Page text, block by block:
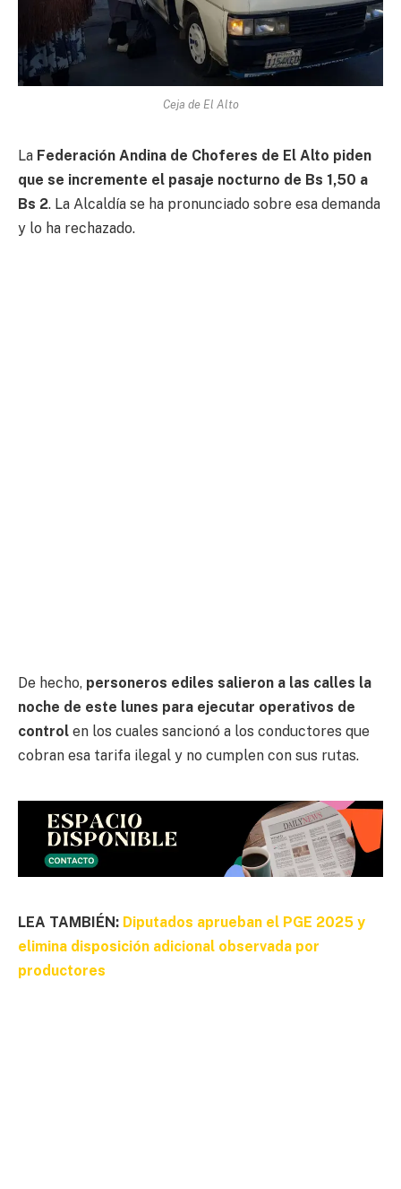
Ceja de El Alto
La Federación Andina de Choferes de El Alto piden
que se incremente el pasaje nocturno de Bs 1,50 a
Bs 2. La Alcaldía se ha pronunciado sobre esa demanda
y lo ha rechazado.
De hecho, personeros ediles salieron a las calles la
noche de este lunes para ejecutar operativos de
control en los cuales sancionó a los conductores que
cobran esa tarifa ilegal y no cumplen con sus rutas.
LEA TAMBIÉN: Diputados aprueban el PGE 2025 y
elimina disposición adicional observada por
productores